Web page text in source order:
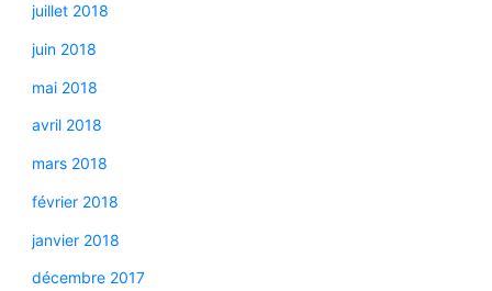
juillet 2018
juin 2018
mai 2018
avril 2018
mars 2018
février 2018
janvier 2018
décembre 2017